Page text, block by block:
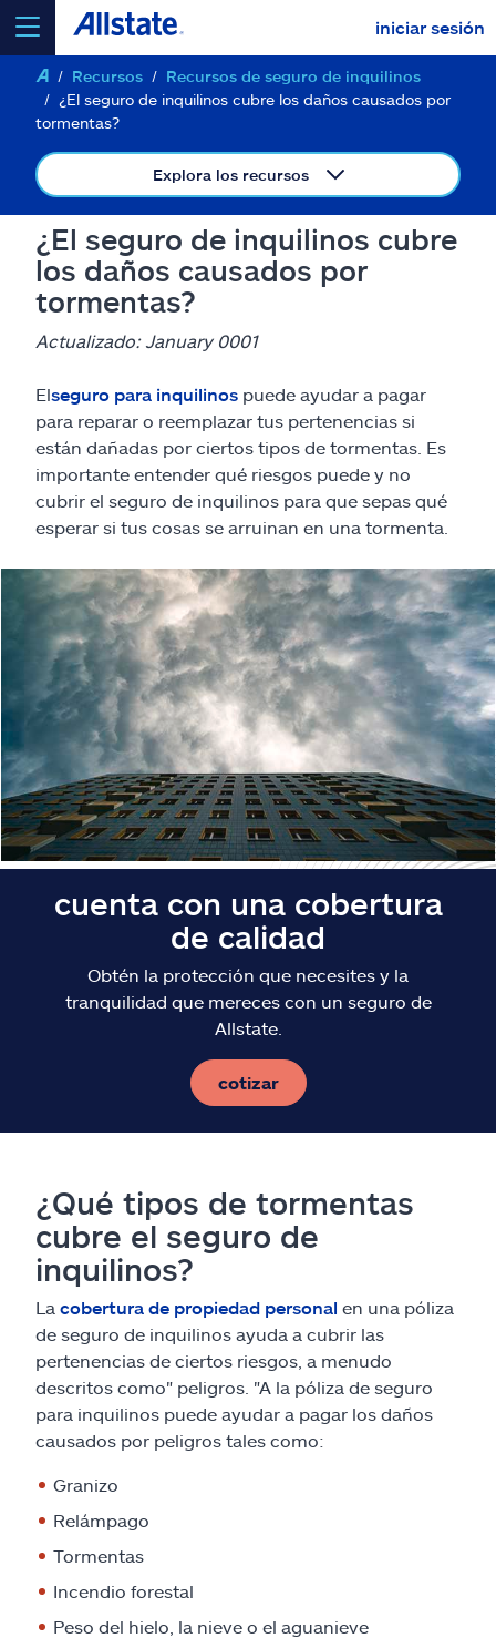
iniciar sesión
seleccionar un producto paracotizar
Select a Product
ir
Recursos
Reclamos
Buscar agente
Explore Allstate
Ashburn, VA 20146
English
Recursos
Recursos de seguro de inquilinos
¿El seguro de inquilinos cubre los daños causados por
tormentas?
Explora los recursos
¿El seguro de inquilinos cubre
los daños causados por
tormentas?
Actualizado: January 0001
Elseguro para inquilinos puede ayudar a pagar
para reparar o reemplazar tus pertenencias si
están dañadas por ciertos tipos de tormentas. Es
importante entender qué riesgos puede y no
cubrir el seguro de inquilinos para que sepas qué
esperar si tus cosas se arruinan en una tormenta.
cuenta con una cobertura
de calidad
Obtén la protección que necesites y la
tranquilidad que mereces con un seguro de
Allstate.
cotizar
¿Qué tipos de tormentas
cubre el seguro de
inquilinos?
La cobertura de propiedad personal en una póliza
de seguro de inquilinos ayuda a cubrir las
pertenencias de ciertos riesgos, a menudo
descritos como" peligros. "A la póliza de seguro
para inquilinos puede ayudar a pagar los daños
causados por peligros tales como:
Granizo
Relámpago
Tormentas
Incendio forestal
Peso del hielo, la nieve o el aguanieve